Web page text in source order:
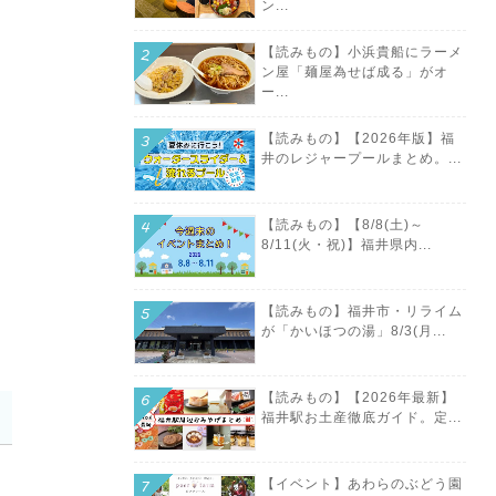
ン...
【読みもの】小浜貴船にラーメ
ン屋「麺屋為せば成る」がオ
ー...
【読みもの】【2026年版】福
井のレジャープールまとめ。...
【読みもの】【8/8(土)～
8/11(火・祝)】福井県内...
【読みもの】福井市・リライム
が「かいほつの湯」8/3(月...
【読みもの】【2026年最新】
福井駅お土産徹底ガイド。定...
【イベント】あわらのぶどう園